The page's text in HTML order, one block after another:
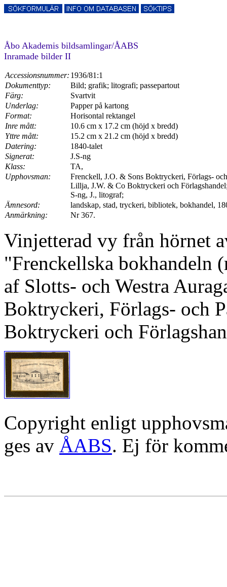
Åbo Akademis bildsamlingar/ÅABS
Inramade bilder II
Accessionsnummer: 1936/81:1
Dokumenttyp:
Bild; grafik; litografi; passepartout
Färg:
Svartvit
Underlag:
Papper på kartong
Format:
Horisontal rektangel
Inre mått:
10.6 cm x 17.2 cm (höjd x bredd)
Yttre mått:
15.2 cm x 21.2 cm (höjd x bredd)
Datering:
1840-talet
Signerat:
J.S-ng
Klass:
TA,
Upphovsman:
Frenckell, J.O. & Sons Boktryckeri, Förlags-
Lillja, J.W. & Co Boktryckeri och
S-ng, J., litograf;
Ämnesord:
landskap, stad, tryckeri, bibliotek, bokhandel,
Anmärkning:
Nr 367.
Vinjetterad vy från hörnet
"Frenckellska bokhandeln
af Slotts- och Westra
Boktryckeri, Förlags- och
Boktryckeri och
Copyright enligt
ges av ÅABS. Ej för